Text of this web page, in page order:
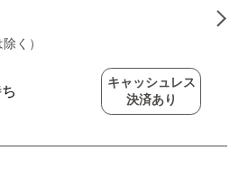
く）
キャッシュレス
決済あり